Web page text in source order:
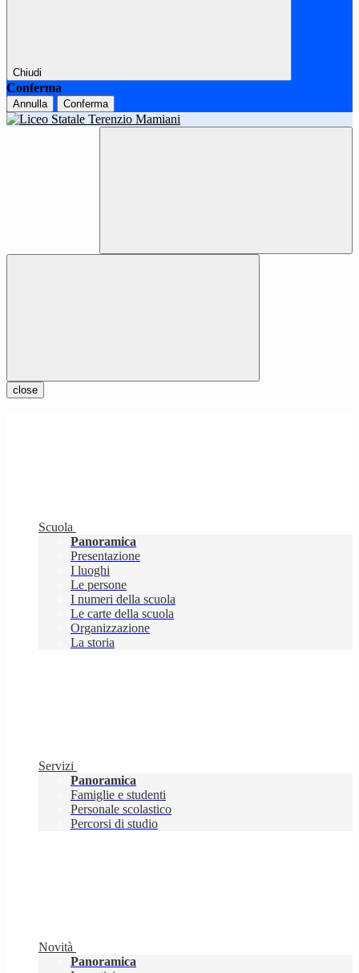
Chiudi
Conferma
Annulla Conferma
close
Scuola
Panoramica
Presentazione
I luoghi
Le persone
I numeri della scuola
Le carte della scuola
Organizzazione
La storia
Servizi
Panoramica
Famiglie e studenti
Personale scolastico
Percorsi di studio
Novità
Panoramica